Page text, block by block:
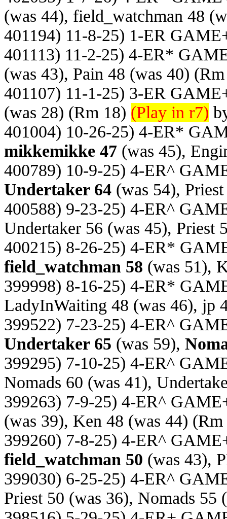
(was 44), field_watchman 48
401194) 11-8-25) 1-ER
401113) 11-2-25) 4-ER*
(was 43), Pain 48 (was 40)
401107) 11-1-25) 3-ER
(was 28) (Rm 18) (Play in r7)
401004) 10-26-25) 4-ER*
mikkemikke 47 (was 45),
400789) 10-9-25) 4-ER^
Undertaker 64 (was 54),
400588) 9-23-25) 4-ER^
Undertaker 56 (was 45), Priest
400215) 8-26-25) 4-ER*
field_watchman 58 (was 51),
399998) 8-16-25) 4-ER*
LadyInWaiting 48 (was 46), jp
399522) 7-23-25) 4-ER^
Undertaker 65 (was 59),
399295) 7-10-25) 4-ER^
Nomads 60 (was 41),
399263) 7-9-25) 4-ER^
(was 39), Ken 48 (was 44) (Rm
399260) 7-8-25) 4-ER^
field_watchman 50 (was 43),
399030) 6-25-25) 4-ER^
Priest 50 (was 36), Nomads 55